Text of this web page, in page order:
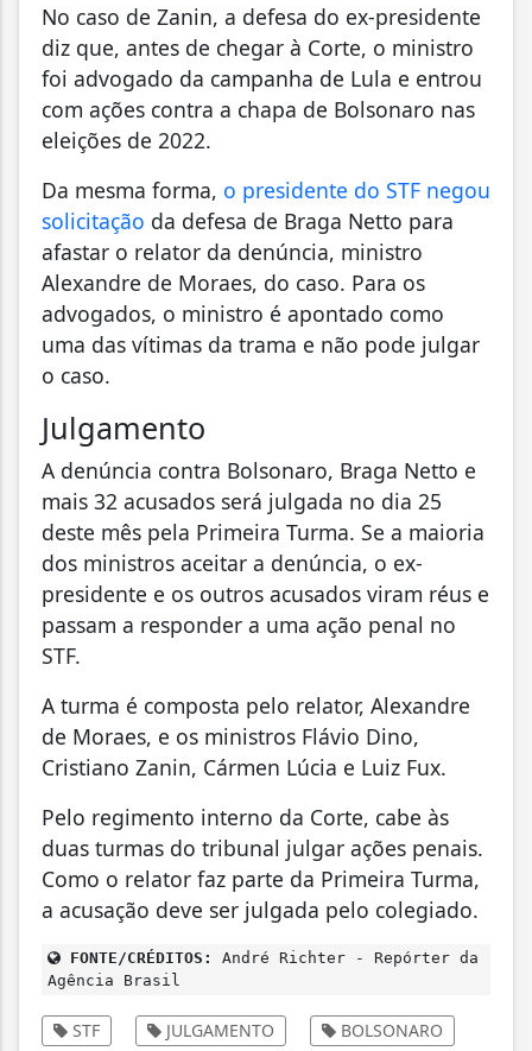
No caso de Zanin, a defesa do ex-presidente
diz que, antes de chegar à Corte, o ministro
foi advogado da campanha de Lula e entrou
com ações contra a chapa de Bolsonaro nas
eleições de 2022.
Da mesma forma, o presidente do STF negou
solicitação da defesa de Braga Netto para
afastar o relator da denúncia, ministro
Alexandre de Moraes, do caso. Para os
advogados, o ministro é apontado como
uma das vítimas da trama e não pode julgar
o caso.
Julgamento
A denúncia contra Bolsonaro, Braga Netto e
mais 32 acusados será julgada no dia 25
deste mês pela Primeira Turma. Se a maioria
dos ministros aceitar a denúncia, o ex-
presidente e os outros acusados viram réus e
passam a responder a uma ação penal no
STF.
A turma é composta pelo relator, Alexandre
de Moraes, e os ministros Flávio Dino,
Cristiano Zanin, Cármen Lúcia e Luiz Fux.
Pelo regimento interno da Corte, cabe às
duas turmas do tribunal julgar ações penais.
Como o relator faz parte da Primeira Turma,
a acusação deve ser julgada pelo colegiado.
FONTE/CRÉDITOS:
André Richter - Repórter da
Agência Brasil
STF JULGAMENTO BOLSONARO